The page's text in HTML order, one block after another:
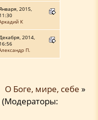
2015,
К
2014,
П.
О Боге, мире, себе »
(Модераторы: